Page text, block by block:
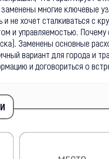
многие ключевые
и не хочет сталкиваться с
и управляемостью.
Заменены основные
вариант для города и
и договориться о